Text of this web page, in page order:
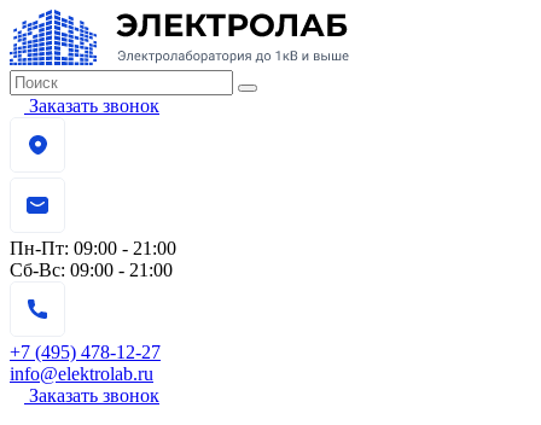
Заказать звонок
Пн-Пт: 09:00 - 21:00
Сб-Вс: 09:00 - 21:00
+7 (495) 478-12-27
info@elektrolab.ru
Заказать звонок